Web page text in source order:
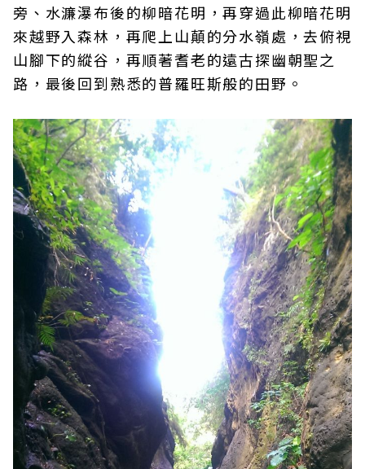
旁、水濂瀑布後的柳暗花明，再穿過此柳暗花明
來越野入森林，再爬上山顛的分水嶺處，去俯視
山腳下的縱谷，再順著耆老的遠古探幽朝聖之
路，最後回到熟悉的普羅旺斯般的田野。